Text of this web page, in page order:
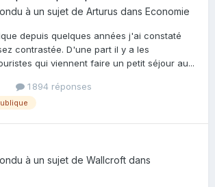
à un sujet de Arturus dans Economie
depuis quelques années j'ai constaté
contrastée. D'une part il y a les
qui viennent faire un petit séjour au...
1 894 réponses
à un sujet de Wallcroft dans